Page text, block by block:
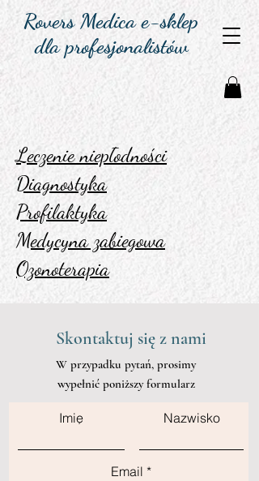
Rovers Medica e-sklep
dla profesjonalistów
Leczenie niepłodności
Diagnostyka
Profilaktyka
Medycyna zabiegowa
Ozonoterapia
Skontaktuj się z nami
W przypadku pytań, prosimy
wypełnić poniższy formularz
Imię Nazwisko
Email